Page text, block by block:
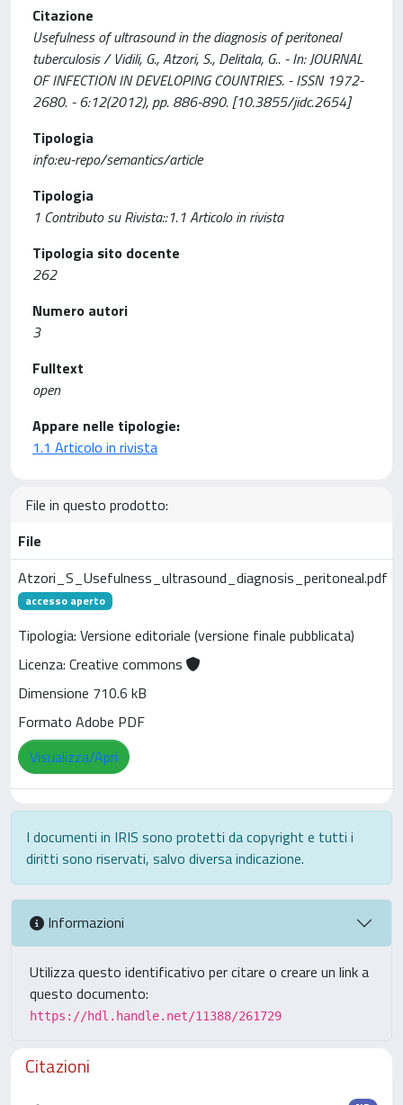
Citazione
Usefulness of ultrasound in the diagnosis of peritoneal
tuberculosis / Vidili, G., Atzori, S., Delitala, G.. - In: JOURNAL
OF INFECTION IN DEVELOPING COUNTRIES. - ISSN 1972-
2680. - 6:12(2012), pp. 886-890. [10.3855/jidc.2654]
Tipologia
info:eu-repo/semantics/article
Tipologia
1 Contributo su Rivista::1.1 Articolo in rivista
Tipologia sito docente
262
Numero autori
3
Fulltext
open
Appare nelle tipologie:
1.1 Articolo in rivista
File in questo prodotto:
File
Atzori_S_Usefulness_ultrasound_diagnosis_peritoneal.pdf
accesso aperto
Tipologia: Versione editoriale (versione finale pubblicata)
Licenza: Creative commons
Dimensione 710.6 kB
Formato Adobe PDF
Visualizza/Apri
I documenti in IRIS sono protetti da copyright e tutti i
diritti sono riservati, salvo diversa indicazione.
Informazioni
Utilizza questo identificativo per citare o creare un link a
questo documento:
https://hdl.handle.net/11388/261729
Citazioni